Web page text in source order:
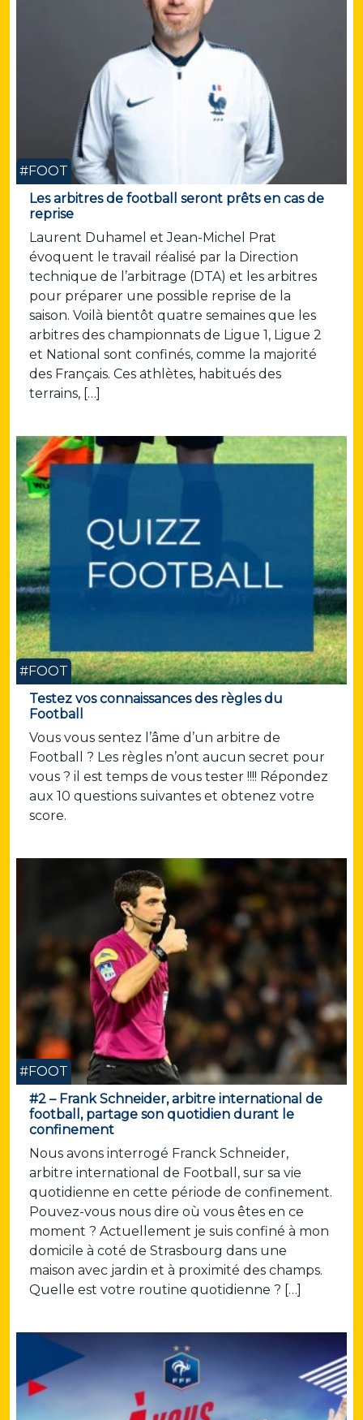
#FOOT
Les arbitres de football seront prêts en cas de
reprise
Laurent Duhamel et Jean-Michel Prat
évoquent le travail réalisé par la Direction
technique de l’arbitrage (DTA) et les arbitres
pour préparer une possible reprise de la
saison. Voilà bientôt quatre semaines que les
arbitres des championnats de Ligue 1, Ligue 2
et National sont confinés, comme la majorité
des Français. Ces athlètes, habitués des
terrains, […]
#FOOT
Testez vos connaissances des règles du
Football
Vous vous sentez l’âme d’un arbitre de
Football ? Les règles n’ont aucun secret pour
vous ? il est temps de vous tester !!!! Répondez
aux 10 questions suivantes et obtenez votre
score.
#FOOT
#2 – Frank Schneider, arbitre international de
football, partage son quotidien durant le
confinement
Nous avons interrogé Franck Schneider,
arbitre international de Football, sur sa vie
quotidienne en cette période de confinement.
Pouvez-vous nous dire où vous êtes en ce
moment ? Actuellement je suis confiné à mon
domicile à coté de Strasbourg dans une
maison avec jardin et à proximité des champs.
Quelle est votre routine quotidienne ? […]